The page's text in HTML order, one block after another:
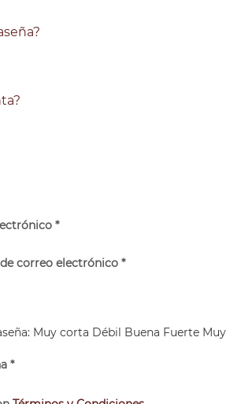
*
correo electrónico *
Muy corta Débil Buena Fuerte Muy
*